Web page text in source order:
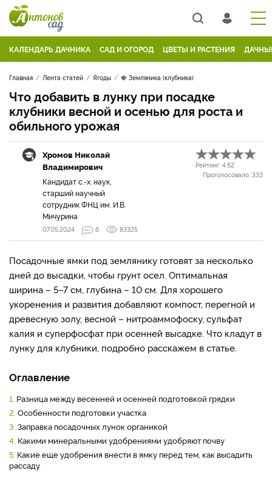
КАЛЕНДАРЬ ДАЧНИКА САД И ОГОРОД ЦВЕТЫ И РАСТЕНИЯ
Главная Лента статей Ягоды 🍓 Земляника (клубника)
Что добавить в лунку при посадке
клубники весной и осенью для роста и
обильного урожая
Хромов Николай
Владимирович
Кандидат с.-х. наук,
старший научный
сотрудник ФНЦ им. И.В.
Мичурина
Рейтинг: 4.62
Проголосовало: 333
07.05.2024 6 83325
Посадочные ямки под землянику готовят за несколько
дней до высадки, чтобы грунт осел. Оптимальная
ширина – 5–7 см, глубина – 10 см. Для хорошего
укоренения и развития добавляют компост, перегной и
древесную золу, весной – нитроаммофоску, сульфат
калия и суперфосфат при осенней высадке. Что кладут в
лунку для клубники, подробно расскажем в статье.
Оглавление
1. Разница между весенней и осенней подготовкой грядки
2. Особенности подготовки участка
3. Заправка посадочных лунок органикой
4. Какими минеральными удобрениями удобряют почву
5. Какие еще удобрения внести в ямку перед тем, как высадить
рассаду